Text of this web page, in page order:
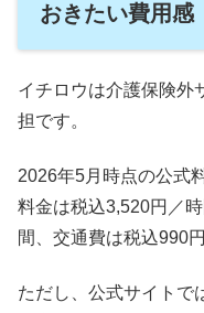
おきたい費用感
イチロウは介護保険外
担です。
2026年5月時点の公式
料金は税込3,520円／
間、交通費は税込990
ただし、公式サイトで